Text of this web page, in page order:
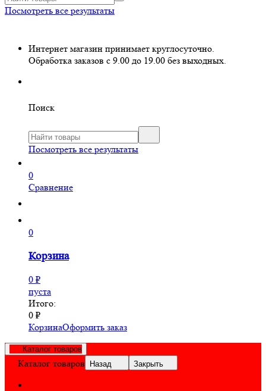
Посмотреть все результаты
Интернет магазин принимает круглосуточно.
Обработка заказов с 9.00 до 19.00 без выходных.
Поиск
Посмотреть все результаты
0
Сравнение
0
Корзина
0 ₽
пуста
Итого:
0 ₽
КорзинаОформить заказ
Каталог товаров
Каталог товаров Назад Закрыть